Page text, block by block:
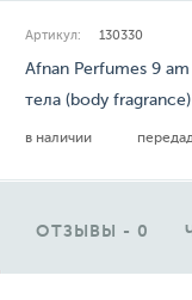
Артикул: 130330
Afnan Perfumes 9
тела (body
в наличии
ОТЗЫВЫ - 0